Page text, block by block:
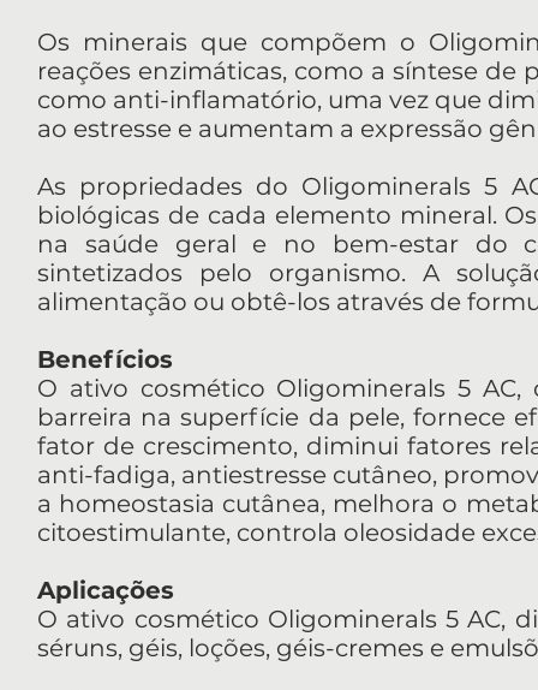
Os minerais que compõem o
reações enzimáticas, como a síntese
como anti-inflamatório, uma vez que
ao estresse e aumentam a expressão
As propriedades do Oligominerals 5
biológicas de cada elemento mineral.
na saúde geral e no bem-estar do
sintetizados pelo organismo. A
alimentação ou obtê-los através de
Benefícios
O ativo cosmético Oligominerals 5
barreira na superfície da pele, fornece
fator de crescimento, diminui fatores
anti-fadiga, antiestresse cutâneo,
a homeostasia cutânea, melhora o
citoestimulante, controla oleosidade
Aplicações
O ativo cosmético Oligominerals 5 AC,
séruns, géis, loções, géis-cremes e